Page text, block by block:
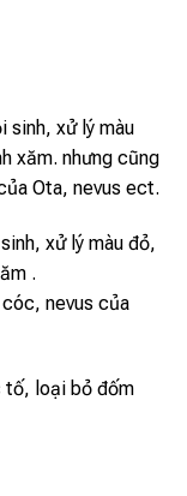
sinh, xử lý màu
xăm. nhưng cũng
Ota, nevus ect.
xử lý màu đỏ,
.
nevus của
tố, loại bỏ đốm